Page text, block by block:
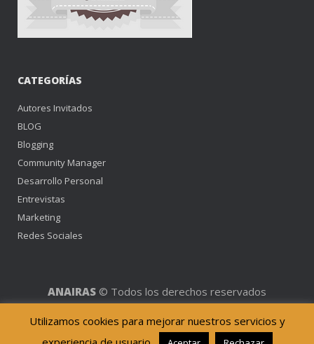
CATEGORÍAS
Autores Invitados
BLOG
Blogging
Community Manager
Desarrollo Personal
Entrevistas
Marketing
Redes Sociales
ANAIRAS © Todos los derechos reservados
[Aviso Legal y Política de Privacidad]
Utilizamos cookies para mejorar nuestros servicios y